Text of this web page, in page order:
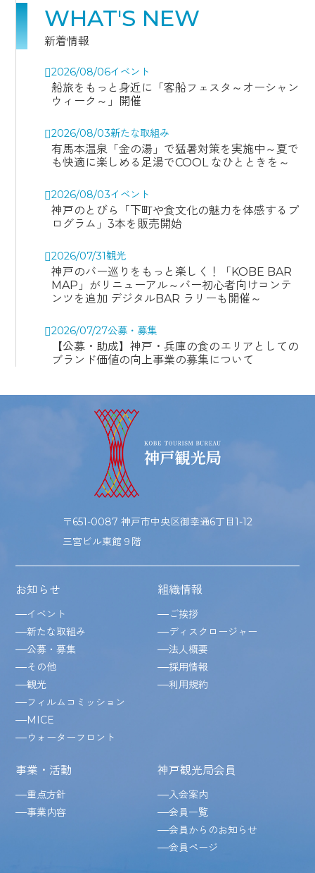
WHAT'S NEW
新着情報
2026/08/06イベント
船旅をもっと身近に「客船フェスタ～オーシャン
ウィーク～」開催
2026/08/03新たな取組み
有馬本温泉「金の湯」で猛暑対策を実施中～夏で
も快適に楽しめる足湯でCOOL なひとときを～
2026/08/03イベント
神戸のとびら「下町や食文化の魅力を体感するプ
ログラム」3本を販売開始
2026/07/31観光
神戸のバー巡りをもっと楽しく！「KOBE BAR
MAP」がリニューアル～バー初心者向けコンテ
ンツを追加 デジタルBAR ラリーも開催～
2026/07/27公募・募集
【公募・助成】神戸・兵庫の食のエリアとしての
ブランド価値の向上事業の募集について
〒651-0087 神戸市中央区御幸通6丁目1-12
三宮ビル東館９階
お知らせ
イベント
新たな取組み
公募・募集
その他
観光
フィルムコミッション
MICE
ウォーターフロント
組織情報
ご挨拶
ディスクロージャー
法人概要
採用情報
利用規約
事業・活動
重点方針
事業内容
神戸観光局会員
入会案内
会員一覧
会員からのお知らせ
会員ページ